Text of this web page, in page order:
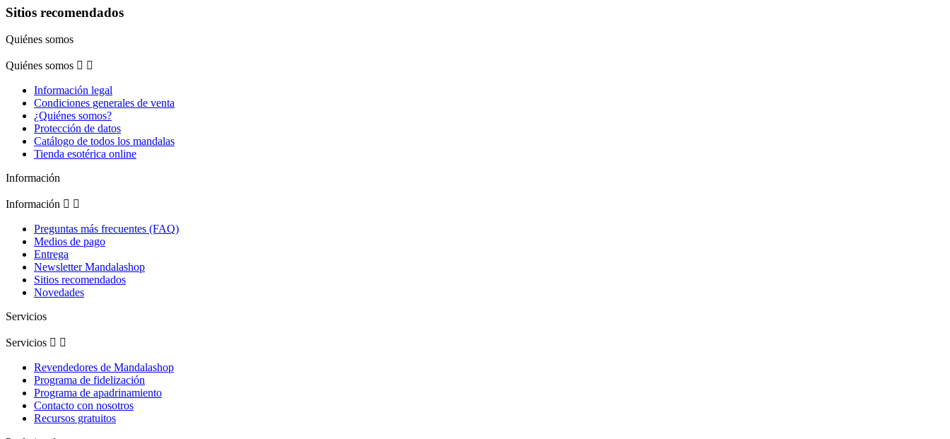
Sitios recomendados
Quiénes somos
Quiénes somos  
Información legal
Condiciones generales de venta
¿Quiénes somos?
Protección de datos
Catálogo de todos los mandalas
Tienda esotérica online
Información
Información  
Preguntas más frecuentes (FAQ)
Medios de pago
Entrega
Newsletter Mandalashop
Sitios recomendados
Novedades
Servicios
Servicios  
Revendedores de Mandalashop
Programa de fidelización
Programa de apadrinamiento
Contacto con nosotros
Recursos gratuitos